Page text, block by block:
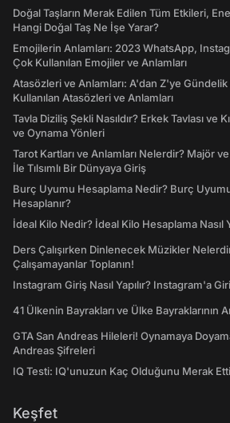
Doğal Taşların Merak Edilen Tüm Etkileri,
Hangi Doğal Taş Ne İşe Yarar?
Emojilerin Anlamları: 2023 WhatsApp,
Çok Kullanılan Emojiler ve Anlamları
Atasözleri ve Anlamları: A'dan Z'ye Gündelik
Kullanılan Atasözleri ve Anlamları
Tavla Diziliş Şekli Nasıldır? Erkek Tavlası ve
ve Oynama Yönleri
Tarot Kartları ve Anlamları Nelerdir? Majör
İle Tılsımlı Bir Dünyaya Giriş
Burç Uyumu Hesaplama Nedir? Burç
Hesaplanır?
İdeal Kilo Nedir? İdeal Kilo Hesaplama Nasıl
Ders Çalışırken Dinlenecek Müzikler
Çalışamayanlar Toplanın!
Instagram Giriş Nasıl Yapılır? Instagram'a
41 Ülkenin Bayrakları ve Ülke Bayraklarının
GTA San Andreas Hileleri! Oynamaya
Andreas Şifreleri
IQ Testi: IQ'unuzun Kaç Olduğunu Merak
Keşfet